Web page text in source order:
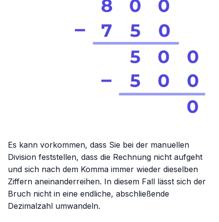
Es kann vorkommen, dass Sie bei der manuellen
Division feststellen, dass die Rechnung nicht aufgeht
und sich nach dem Komma immer wieder dieselben
Ziffern aneinanderreihen. In diesem Fall lässt sich der
Bruch nicht in eine endliche, abschließende
Dezimalzahl umwandeln.